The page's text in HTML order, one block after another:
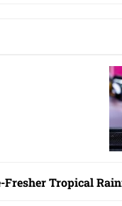
Fresher Tropical